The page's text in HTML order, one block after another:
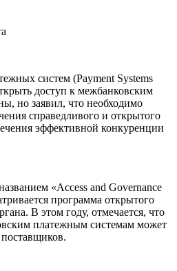
систем (Payment Systems
доступ к межбанковским
но заявил, что необходимо
справедливого и открытого
эффективной конкуренции
«Access and Governance
программа открытого
В этом году, отмечается, что
платежным системам может